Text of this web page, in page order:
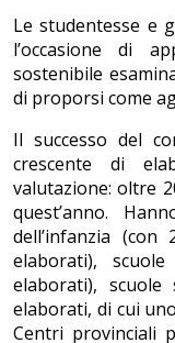
Le studentesse e
l’occasione di
sostenibile
di proporsi come
Il successo del
crescente di
valutazione: oltre
quest’anno.
dell’infanzia
elaborati),
elaborati), scuole
elaborati, di cui
Centri provinciali